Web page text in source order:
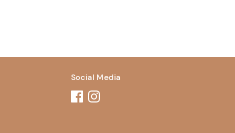
Social Media